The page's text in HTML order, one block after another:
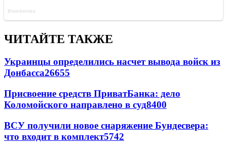
ЧИТАЙТЕ ТАКЖЕ
Украинцы определились насчет вывода войск из
Донбасса26655
Присвоение средств ПриватБанка: дело
Коломойского направлено в суд8400
ВСУ получили новое снаряжение Бундесвера:
что входит в комплект5742